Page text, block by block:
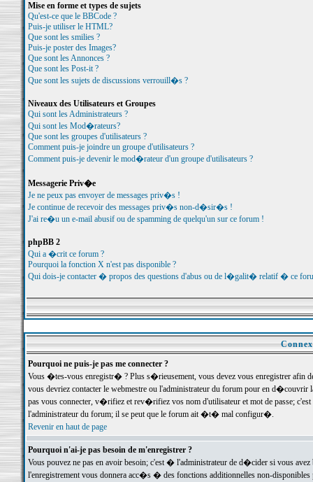
Mise en forme et types de sujets
Qu'est-ce que le BBCode ?
Puis-je utiliser le HTML?
Que sont les smilies ?
Puis-je poster des Images?
Que sont les Annonces ?
Que sont les Post-it ?
Que sont les sujets de discussions verrouill�s ?
Niveaux des Utilisateurs et Groupes
Qui sont les Administrateurs ?
Qui sont les Mod�rateurs?
Que sont les groupes d'utilisateurs ?
Comment puis-je joindre un groupe d'utilisateurs ?
Comment puis-je devenir le mod�rateur d'un groupe d'utilisateurs ?
Messagerie Priv�e
Je ne peux pas envoyer de messages priv�s !
Je continue de recevoir des messages priv�s non-d�sir�s !
J'ai re�u un e-mail abusif ou de spamming de quelqu'un sur ce forum !
phpBB 2
Qui a �crit ce forum ?
Pourquoi la fonction X n'est pas disponible ?
Qui dois-je contacter � propos des questions d'abus ou de l�galit� relatif � ce
Pourquoi ne puis-je pas me connecter ?
Vous �tes-vous enregistr� ? Plus s�rieusement, vous devez vous enregistrer
vous devriez contacter le webmestre ou l'administrateur du forum pour en
pas vous connecter, v�rifiez et rev�rifiez vos nom d'utilisateur et mot de passe;
l'administrateur du forum; il se peut que le forum ait �t� mal configur�.
Revenir en haut de page
Pourquoi n'ai-je pas besoin de m'enregistrer ?
Vous pouvez ne pas en avoir besoin; c'est � l'administrateur de d�cider si vous
l'enregistrement vous donnera acc�s � des fonctions additionnelles non-